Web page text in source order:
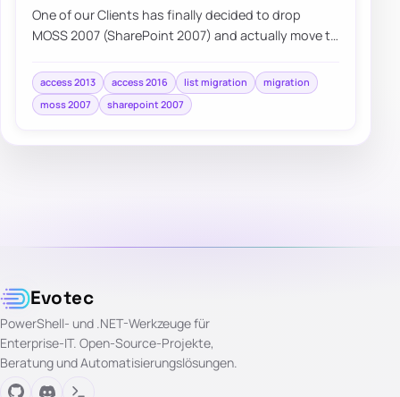
One of our Clients has finally decided to drop
MOSS 2007 (SharePoint 2007) and actually move to
access 2013 access 2016 list migration
migration
moss 2007
sharepoint 2007
Evotec
PowerShell- und .NET-Werkzeuge für
Enterprise-IT. Open-Source-Projekte,
Beratung und Automatisierungslösungen.